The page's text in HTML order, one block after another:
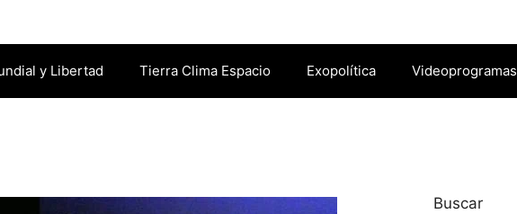
y Libertad Tierra Clima Espacio Exopolítica Videoprogramas
Buscar